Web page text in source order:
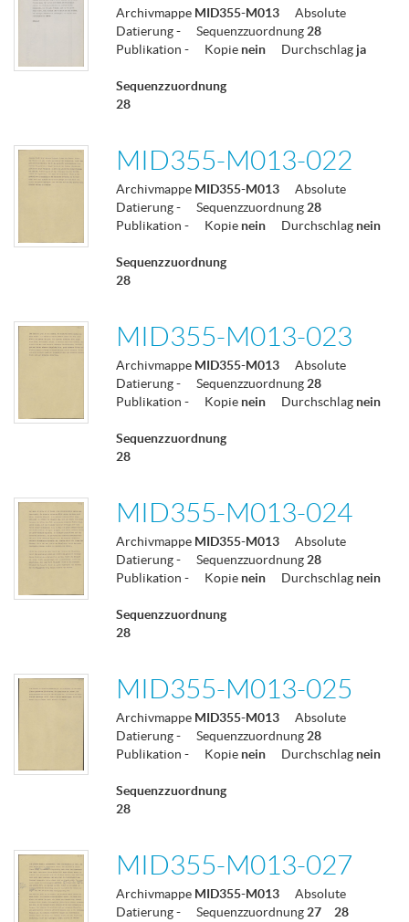
Archivmappe MID355-M013
Absolute
Datierung- Sequenzzuordnung 28
Publikation - Kopie nein Durchschlag ja
Sequenzzuordnung
28
MID355-M013-022
Archivmappe MID355-M013
Absolute
Datierung- Sequenzzuordnung 28
Publikation - Kopie nein Durchschlag nein
Sequenzzuordnung
28
MID355-M013-023
Archivmappe MID355-M013
Absolute
Datierung- Sequenzzuordnung 28
Publikation - Kopie nein Durchschlag nein
Sequenzzuordnung
28
MID355-M013-024
Archivmappe MID355-M013
Absolute
Datierung- Sequenzzuordnung 28
Publikation - Kopie nein Durchschlag nein
Sequenzzuordnung
28
MID355-M013-025
Archivmappe MID355-M013
Absolute
Datierung- Sequenzzuordnung 28
Publikation - Kopie nein Durchschlag nein
Sequenzzuordnung
28
MID355-M013-027
Archivmappe MID355-M013
Absolute
Datierung- Sequenzzuordnung 27
28